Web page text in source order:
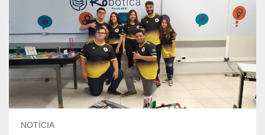
NOTÍCIA